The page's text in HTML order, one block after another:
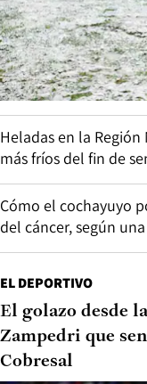
Heladas en la
más fríos del fin de
Cómo el cochayuyo
del cáncer, según
EL DEPORTIVO
El golazo desde
Zampedri que
Cobresal